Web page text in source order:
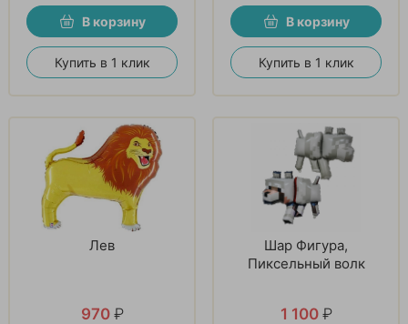
В корзину
Купить в 1 клик
В корзину
Купить в 1 клик
Лев
970 ₽
Шар Фигура,
Пиксельный волк
1 100 ₽